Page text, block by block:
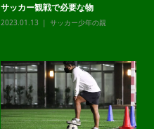
サッカー観戦で必要な物
2023.01.13 サッカー少年の親